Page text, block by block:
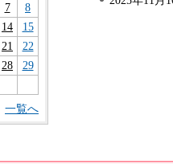
7
8
14
15
21
22
28
29
一覧へ